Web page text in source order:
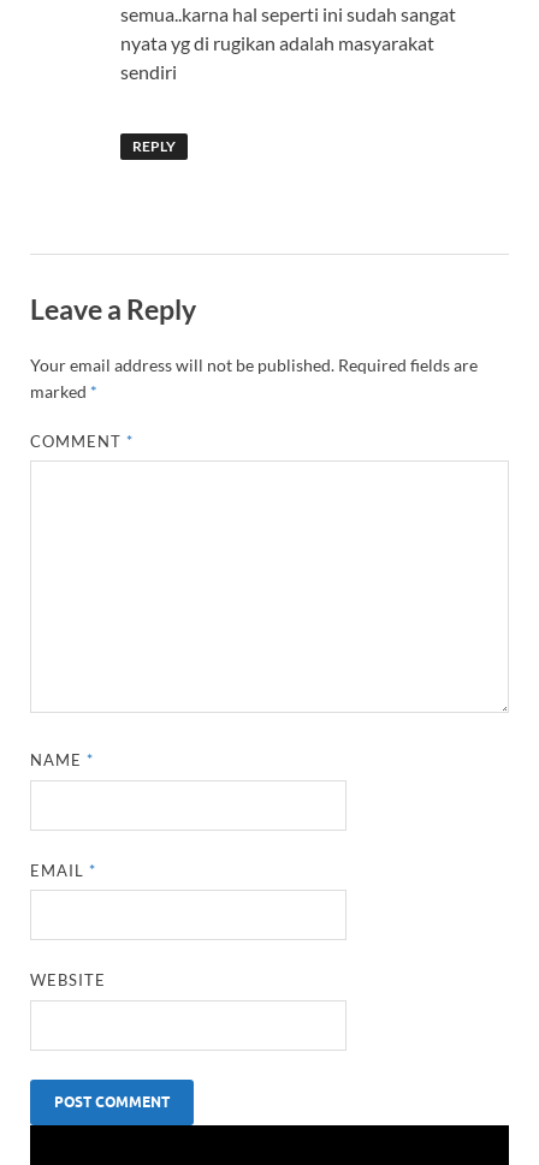
semua..karna hal seperti ini sudah sangat
nyata yg di rugikan adalah masyarakat
sendiri
REPLY
Leave a Reply
Your email address will not be published. Required fields are
marked *
COMMENT*
NAME*
EMAIL*
WEBSITE